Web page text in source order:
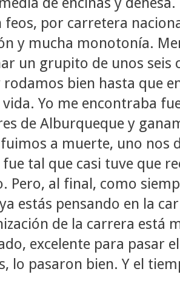
feos, por carretera
y mucha monotonía.
un grupito de unos seis
rodamos bien hasta que
vida. Yo me encontraba
de Alburqueque y
a muerte, uno nos
fue tal que casi tuve que
Pero, al final, como
estás pensando en la
de la carrera está
excelente para pasar
lo pasaron bien. Y el